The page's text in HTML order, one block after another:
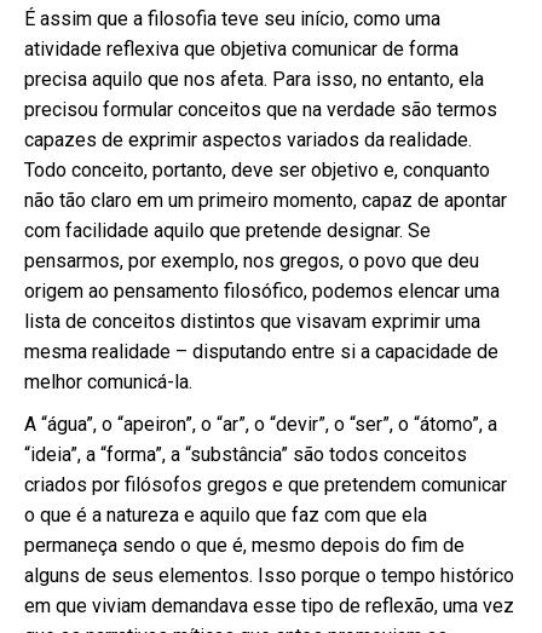
É assim que a filosofia teve seu início, como uma
atividade reflexiva que objetiva comunicar de forma
precisa aquilo que nos afeta. Para isso, no entanto, ela
precisou formular conceitos que na verdade são termos
capazes de exprimir aspectos variados da realidade.
Todo conceito, portanto, deve ser objetivo e, conquanto
não tão claro em um primeiro momento, capaz de apontar
com facilidade aquilo que pretende designar. Se
pensarmos, por exemplo, nos gregos, o povo que deu
origem ao pensamento filosófico, podemos elencar uma
lista de conceitos distintos que visavam exprimir uma
mesma realidade – disputando entre si a capacidade de
melhor comunicá-la.
A “água”, o “apeiron”, o “ar”, o “devir”, o “ser”, o “átomo”, a
“ideia”, a “forma”, a “substância” são todos conceitos
criados por filósofos gregos e que pretendem comunicar
o que é a natureza e aquilo que faz com que ela
permaneça sendo o que é, mesmo depois do fim de
alguns de seus elementos. Isso porque o tempo histórico
em que viviam demandava esse tipo de reflexão, uma vez